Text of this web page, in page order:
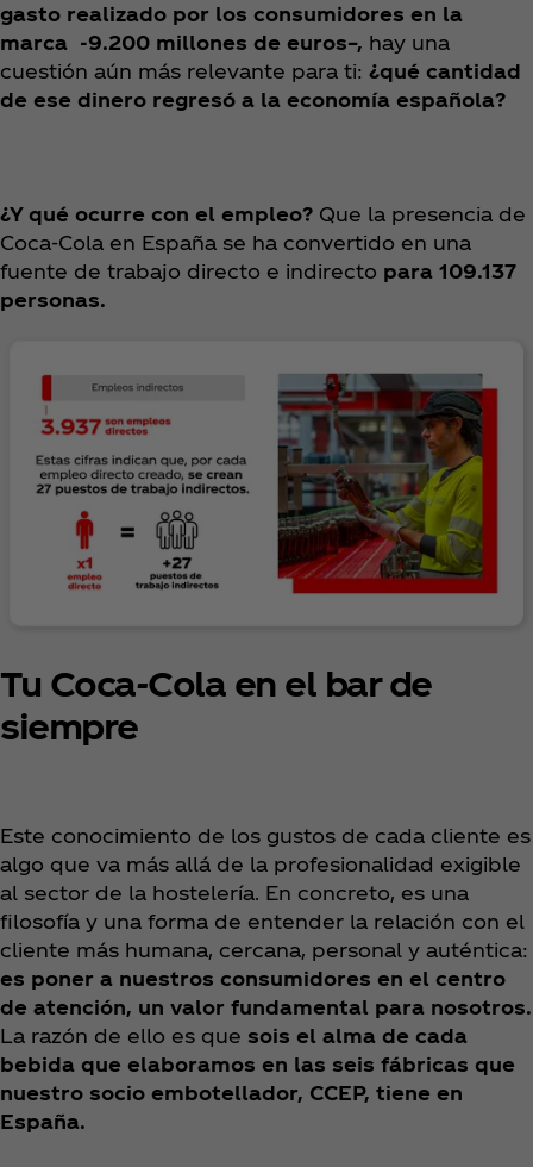
gasto realizado por los consumidores en la
marca -9.200 millones de euros–, hay una
cuestión aún más relevante para ti: ¿qué cantidad
de ese dinero regresó a la economía española?
¿Y qué ocurre con el empleo? Que la presencia de
Coca‑Cola en España se ha convertido en una
fuente de trabajo directo e indirecto para 109.137
personas.
Tu Coca‑Cola en el bar de
siempre
Este conocimiento de los gustos de cada cliente es
algo que va más allá de la profesionalidad exigible
al sector de la hostelería. En concreto, es una
filosofía y una forma de entender la relación con el
cliente más humana, cercana, personal y auténtica:
es poner a nuestros consumidores en el centro
de atención, un valor fundamental para nosotros.
La razón de ello es que sois el alma de cada
bebida que elaboramos en las seis fábricas que
nuestro socio embotellador, CCEP, tiene en
España.